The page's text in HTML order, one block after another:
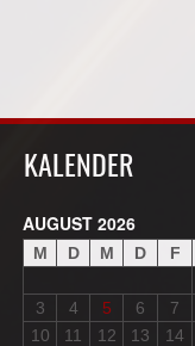
KALENDER
AUGUST 2026
M D M D F
3
4 5 6 7
10
11 12 13 14